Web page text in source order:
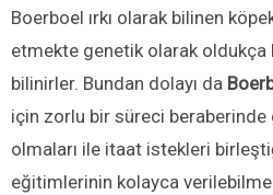
Boerboel ırkı olarak bilinen
etmekte genetik olarak oldukça
bilinirler. Bundan dolayı da
için zorlu bir süreci
olmaları ile itaat istekleri
eğitimlerinin kolayca verilebilme